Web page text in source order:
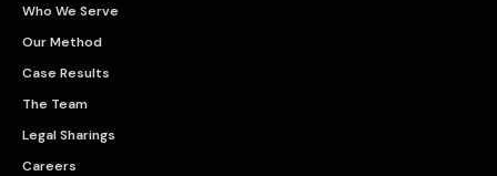
Who We Serve
Our Method
Case Results
The Team
Legal Sharings
Careers